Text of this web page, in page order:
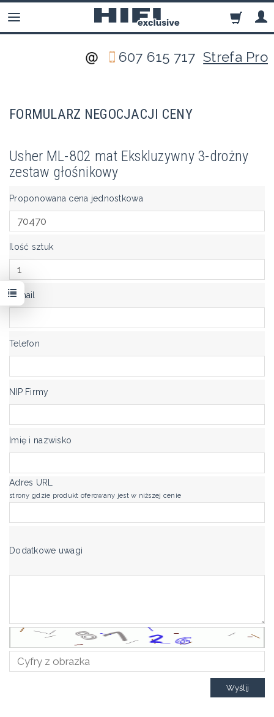
607 615 717Strefa Pro
FORMULARZ NEGOCJACJI CENY
Usher ML-802 mat Ekskluzywny 3-drożny
zestaw głośnikowy
Proponowana cena jednostkowa
Ilość sztuk
E-mail
Telefon
NIP Firmy
Imię i nazwisko
Adres URL
strony gdzie produkt oferowany jest w niższej cenie
Dodatkowe uwagi
Wyślij